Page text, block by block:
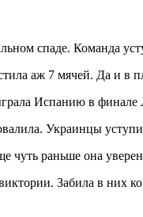
спаде. Команда
аж 7 мячей. Да и в
Испанию в
Украинцы
чуть раньше она
Забила в них